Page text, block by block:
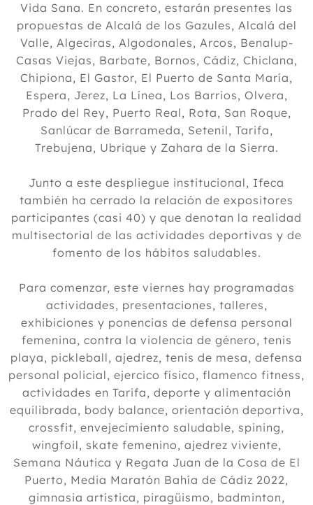
Vida Sana. En concreto, estarán presentes las
propuestas de Alcalá de los Gazules, Alcalá del
Valle, Algeciras, Algodonales, Arcos, Benalup-
Casas Viejas, Barbate, Bornos, Cádiz, Chiclana,
Chipiona, El Gastor, El Puerto de Santa María,
Espera, Jerez, La Línea, Los Barrios, Olvera,
Prado del Rey, Puerto Real, Rota, San Roque,
Sanlúcar de Barrameda, Setenil, Tarifa,
Trebujena, Ubrique y Zahara de la Sierra.
Junto a este despliegue institucional, Ifeca
también ha cerrado la relación de expositores
participantes (casi 40) y que denotan la realidad
multisectorial de las actividades deportivas y de
fomento de los hábitos saludables.
Para comenzar, este viernes hay programadas
actividades, presentaciones, talleres,
exhibiciones y ponencias de defensa personal
femenina, contra la violencia de género, tenis
playa, pickleball, ajedrez, tenis de mesa, defensa
personal policial, ejercico físico, flamenco fitness,
actividades en Tarifa, deporte y alimentación
equilibrada, body balance, orientación deportiva,
crossfit, envejecimiento saludable, spining,
wingfoil, skate femenino, ajedrez viviente,
Semana Náutica y Regata Juan de la Cosa de El
Puerto, Media Maratón Bahía de Cádiz 2022,
gimnasia artística, piragüismo, badminton,